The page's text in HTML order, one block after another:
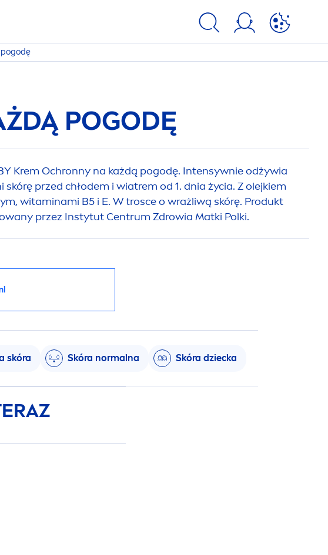
POGODĘ
Krem Ochronny na każdą pogodę. Intensywnie odżywia
skórę przed chłodem i wiatrem od 1. dnia życia. Z olejkiem
witaminami B5 i E. W trosce o wrażliwą skórę. Produkt
przez Instytut Centrum Zdrowia Matki Polki.
skóra Skóra normalna Skóra dziecka